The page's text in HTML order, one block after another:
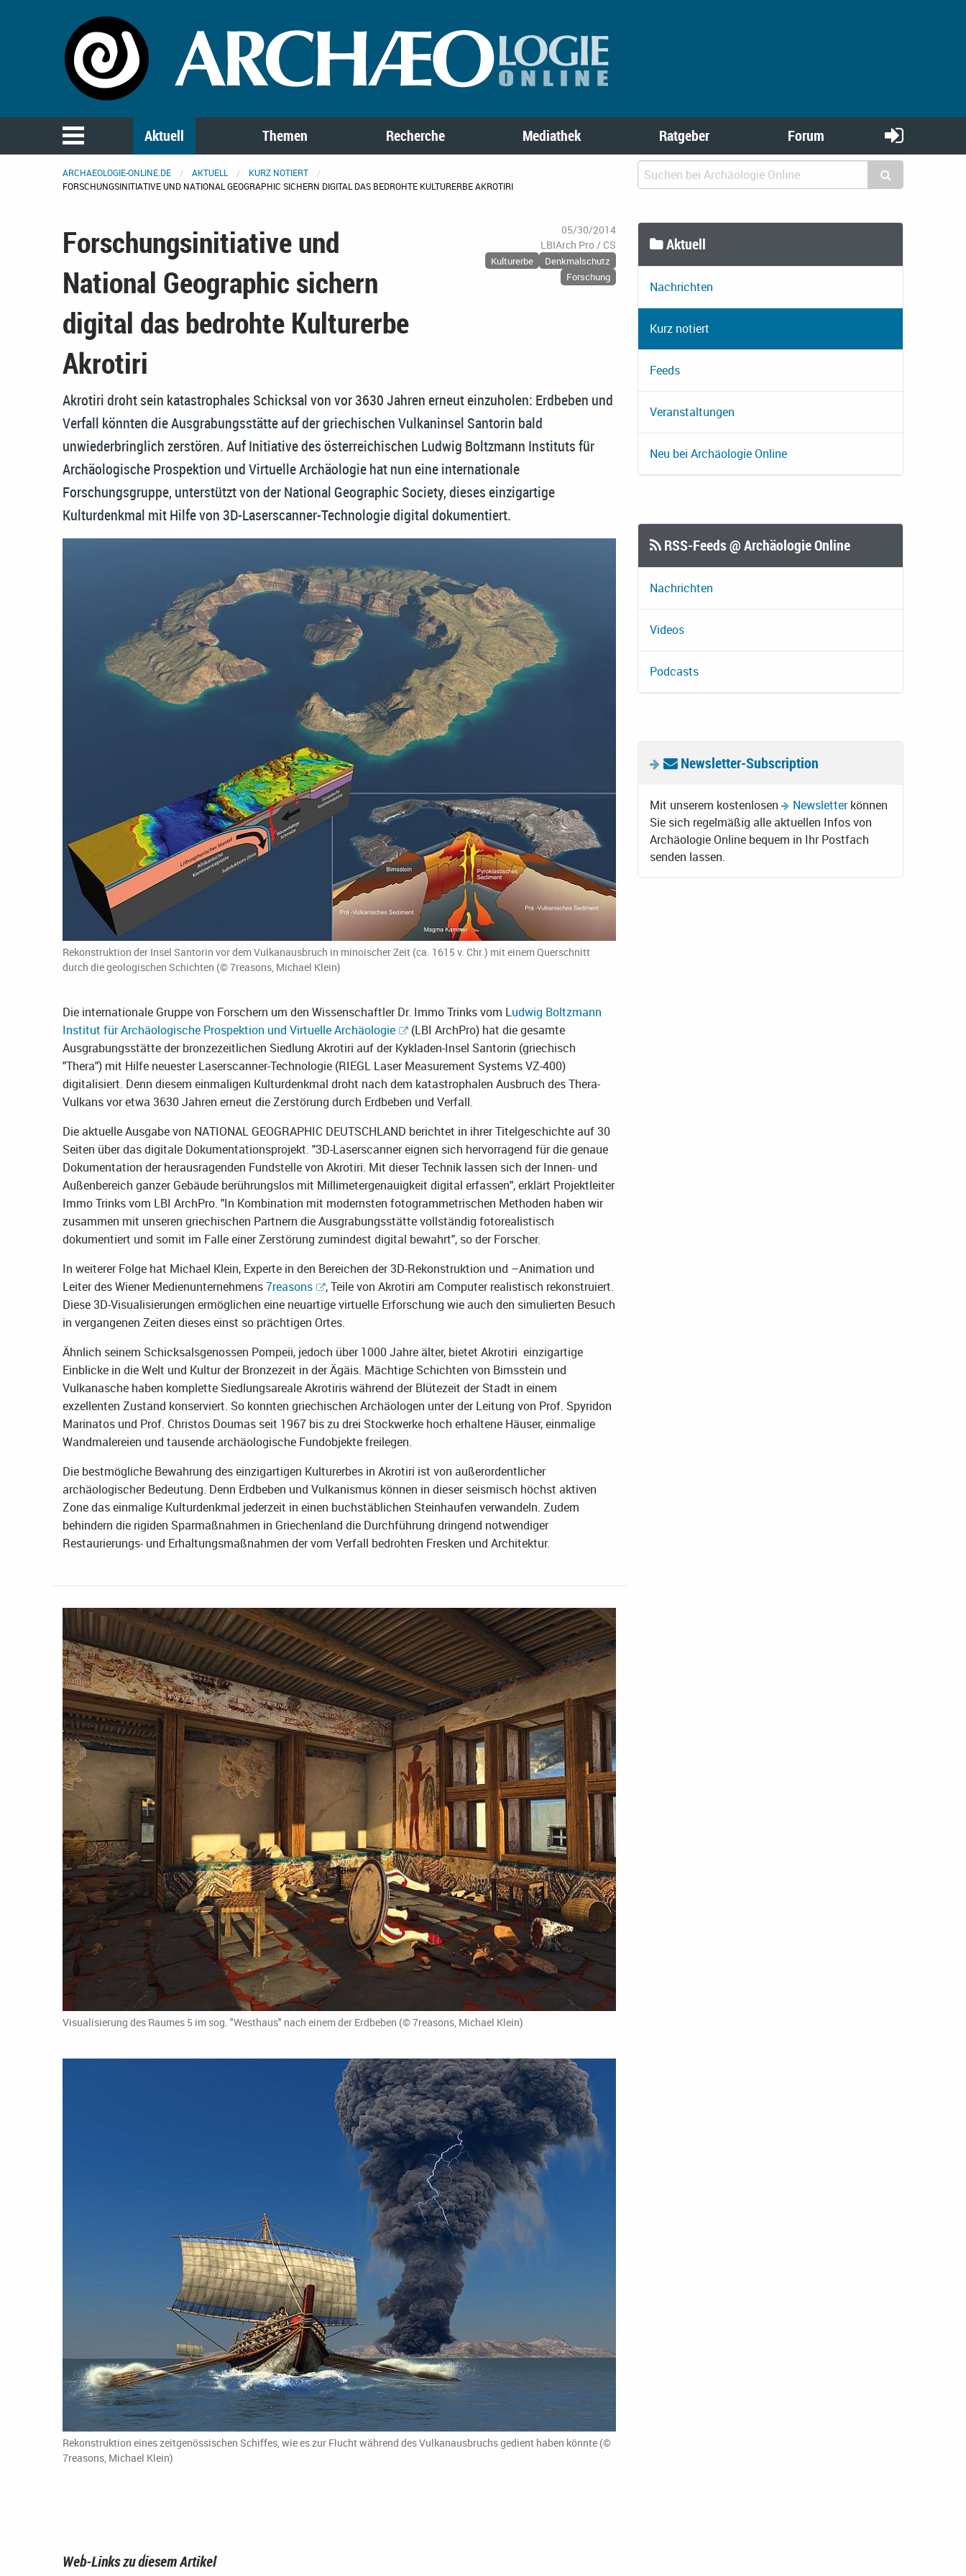
Aktuell Themen Recherche Mediathek Ratgeber Forum
ARCHAEOLOGIE-ONLINE.DE AKTUELL
KURZ NOTIERT
FORSCHUNGSINITIATIVE UND NATIONAL GEOGRAPHIC SICHERN DIGITAL DAS BEDROHTE KULTURERBE AKROTIRI
Forschungsinitiative und
National Geographic sichern
digital das bedrohte Kulturerbe
Akrotiri
05/30/2014
LBIArch Pro / CS
Kulturerbe
Denkmalschutz
Forschung
Akrotiri droht sein katastrophales Schicksal von vor 3630 Jahren erneut einzuholen: Erdbeben und
Verfall könnten die Ausgrabungsstätte auf der griechischen Vulkaninsel Santorin bald
unwiederbringlich zerstören. Auf Initiative des österreichischen Ludwig Boltzmann Instituts für
Archäologische Prospektion und Virtuelle Archäologie hat nun eine internationale
Forschungsgruppe, unterstützt von der National Geographic Society, dieses einzigartige
Kulturdenkmal mit Hilfe von 3D-Laserscanner-Technologie digital dokumentiert.
Rekonstruktion der Insel Santorin vor dem Vulkanausbruch in minoischer Zeit (ca. 1615 v. Chr.) mit einem Querschnitt
durch die geologischen Schichten (© 7reasons, Michael Klein)
Die internationale Gruppe von Forschern um den Wissenschaftler Dr. Immo Trinks vom Ludwig Boltzmann
Institut für Archäologische Prospektion und Virtuelle Archäologie
(LBI ArchPro) hat die gesamte
Ausgrabungsstätte der bronzezeitlichen Siedlung Akrotiri auf der Kykladen-Insel Santorin (griechisch
"Thera") mit Hilfe neuester Laserscanner-Technologie (RIEGL Laser Measurement Systems VZ-400)
digitalisiert. Denn diesem einmaligen Kulturdenkmal droht nach dem katastrophalen Ausbruch des Thera-
Vulkans vor etwa 3630 Jahren erneut die Zerstörung durch Erdbeben und Verfall.
Die aktuelle Ausgabe von NATIONAL GEOGRAPHIC DEUTSCHLAND berichtet in ihrer Titelgeschichte auf 30
Seiten über das digitale Dokumentationsprojekt. "3D-Laserscanner eignen sich hervorragend für die genaue
Dokumentation der herausragenden Fundstelle von Akrotiri. Mit dieser Technik lassen sich der Innen- und
Außenbereich ganzer Gebäude berührungslos mit Millimetergenauigkeit digital erfassen", erklärt Projektleiter
Immo Trinks vom LBI ArchPro. "In Kombination mit modernsten fotogrammetrischen Methoden haben wir
zusammen mit unseren griechischen Partnern die Ausgrabungsstätte vollständig fotorealistisch
dokumentiert und somit im Falle einer Zerstörung zumindest digital bewahrt", so der Forscher.
In weiterer Folge hat Michael Klein, Experte in den Bereichen der 3D-Rekonstruktion und –Animation und
Leiter des Wiener Medienunternehmens7reasons
, Teile von Akrotiri am Computer realistisch rekonstruiert.
Diese 3D-Visualisierungen ermöglichen eine neuartige virtuelle Erforschung wie auch den simulierten Besuch
in vergangenen Zeiten dieses einst so prächtigen Ortes.
Ähnlich seinem Schicksalsgenossen Pompeii, jedoch über 1000 Jahre älter, bietet Akrotiri einzigartige
Einblicke in die Welt und Kultur der Bronzezeit in der Ägäis. Mächtige Schichten von Bimsstein und
Vulkanasche haben komplette Siedlungsareale Akrotiris während der Blütezeit der Stadt in einem
exzellenten Zustand konserviert. So konnten griechischen Archäologen unter der Leitung von Prof. Spyridon
Marinatos und Prof. Christos Doumas seit 1967 bis zu drei Stockwerke hoch erhaltene Häuser, einmalige
Wandmalereien und tausende archäologische Fundobjekte freilegen.
Die bestmögliche Bewahrung des einzigartigen Kulturerbes in Akrotiri ist von außerordentlicher
archäologischer Bedeutung. Denn Erdbeben und Vulkanismus können in dieser seismisch höchst aktiven
Zone das einmalige Kulturdenkmal jederzeit in einen buchstäblichen Steinhaufen verwandeln. Zudem
behindern die rigiden Sparmaßnahmen in Griechenland die Durchführung dringend notwendiger
Restaurierungs- und Erhaltungsmaßnahmen der vom Verfall bedrohten Fresken und Architektur.
Visualisierung des Raumes 5 im sog. "Westhaus" nach einem der Erdbeben (© 7reasons, Michael Klein)
Rekonstruktion eines zeitgenössischen Schiffes, wie es zur Flucht während des Vulkanausbruchs gedient haben könnte (©
7reasons, Michael Klein)
Web-Links zu diesem Artikel
Aktuell
Nachrichten
Kurz notiert
Feeds
Veranstaltungen
Neu bei Archäologie Online
RSS-Feeds @ Archäologie Online
Nachrichten
Videos
Podcasts
Newsletter-Subscription
Mit unserem kostenlosen Newsletterkönnen
Sie sich regelmäßig alle aktuellen Infos von
Archäologie Online bequem in Ihr Postfach
senden lassen.